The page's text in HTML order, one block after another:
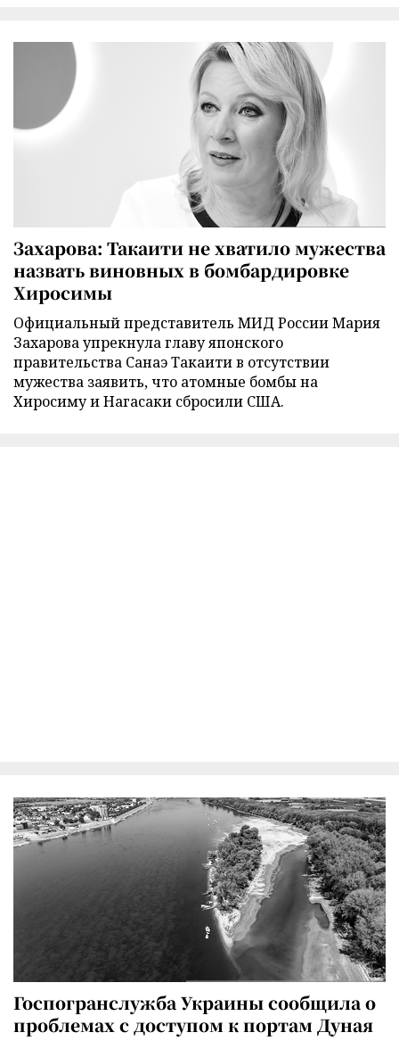
Захарова: Такаити не хватило мужества
назвать виновных в бомбардировке
Хиросимы
Официальный представитель МИД России Мария
Захарова упрекнула главу японского
правительства Санаэ Такаити в отсутствии
мужества заявить, что атомные бомбы на
Хиросиму и Нагасаки сбросили США.
Госпогранслужба Украины сообщила о
проблемах с доступом к портам Дуная